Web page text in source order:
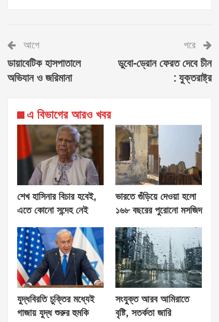
আগে
ডায়াবেটিক হাসপাতালে
অভিযান ও জরিমানা
পরে
ডুবো-ড্রোন ফেরত দেবে চীন
: যুক্তরাষ্ট্র
এ বিভাগের আরও খবর
শেখ হাসিনার বিচার হবেই,
এতে কোনো সন্দেহ নেই
ভারতে গুঁড়িয়ে দেওয়া হলো
১৬৮ বছরের পুরোনো মসজিদ
যুদ্ধবিরতি চুক্তির মধ্যেই
গাজায় যুদ্ধ শুরুর হুমকি
সংযুক্ত আরব আমিরাতে
বৃষ্টি, সতর্কতা জারি